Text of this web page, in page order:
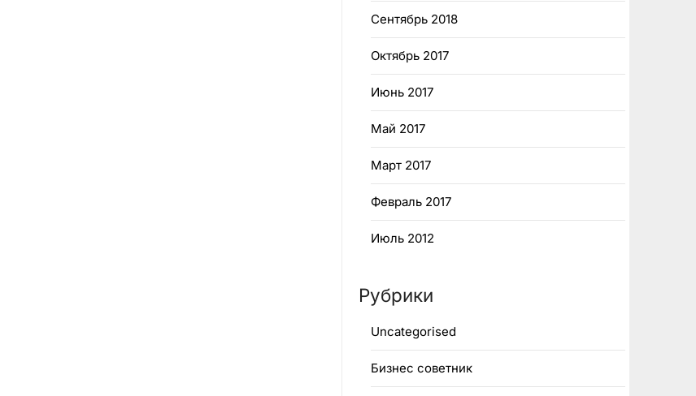
Сентябрь 2018
Октябрь 2017
Июнь 2017
Май 2017
Март 2017
Февраль 2017
Июль 2012
Рубрики
Uncategorised
Бизнес советник